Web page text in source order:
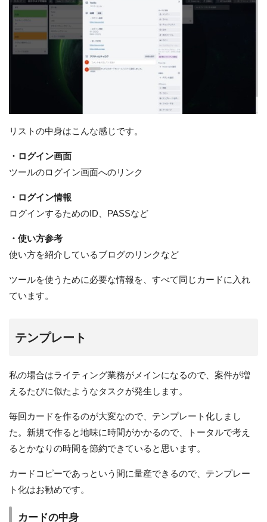
リストの中身はこんな感じです。
・ログイン画面
ツールのログイン画面へのリンク
・ログイン情報
ログインするためのID、PASSなど
・使い方参考
使い方を紹介しているブログのリンクなど
ツールを使うために必要な情報を、すべて同じカードに入れ
ています。
テンプレート
私の場合はライティング業務がメインになるので、案件が増
えるたびに似たようなタスクが発生します。
毎回カードを作るのが大変なので、テンプレート化しまし
た。新規で作ると地味に時間がかかるので、トータルで考え
るとかなりの時間を節約できていると思います。
カードコピーであっという間に量産できるので、テンプレー
ト化はお勧めです。
カードの中身